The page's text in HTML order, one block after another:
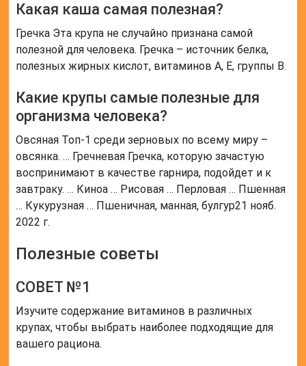
Какая каша самая полезная?
Гречка Эта крупа не случайно признана самой
полезной для человека. Гречка – источник белка,
полезных жирных кислот, витаминов А, Е, группы В.
Какие крупы самые полезные для
организма человека?
Овсяная Топ-1 среди зерновых по всему миру –
овсянка. … Гречневая Гречка, которую зачастую
воспринимают в качестве гарнира, подойдет и к
завтраку. … Киноа … Рисовая … Перловая … Пшенная
… Кукурузная … Пшеничная, манная, булгур21 нояб.
2022 г.
Полезные советы
СОВЕТ №1
Изучите содержание витаминов в различных
крупах, чтобы выбрать наиболее подходящие для
вашего рациона.